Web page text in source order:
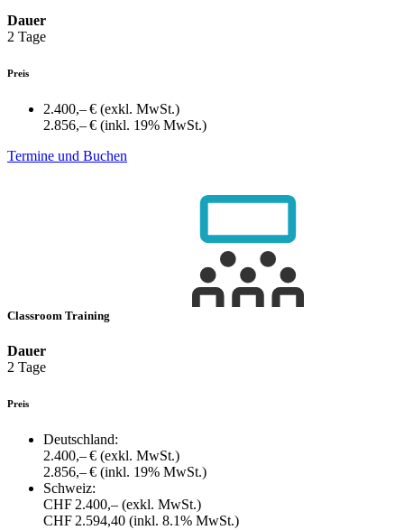
Dauer
2 Tage
Preis
2.400,– € (exkl. MwSt.)
2.856,– € (inkl. 19% MwSt.)
Termine und Buchen
Classroom Training
Dauer
2 Tage
Preis
Deutschland:
2.400,– € (exkl. MwSt.)
2.856,– € (inkl. 19% MwSt.)
Schweiz:
CHF 2.400,– (exkl. MwSt.)
CHF 2.594,40 (inkl. 8.1% MwSt.)